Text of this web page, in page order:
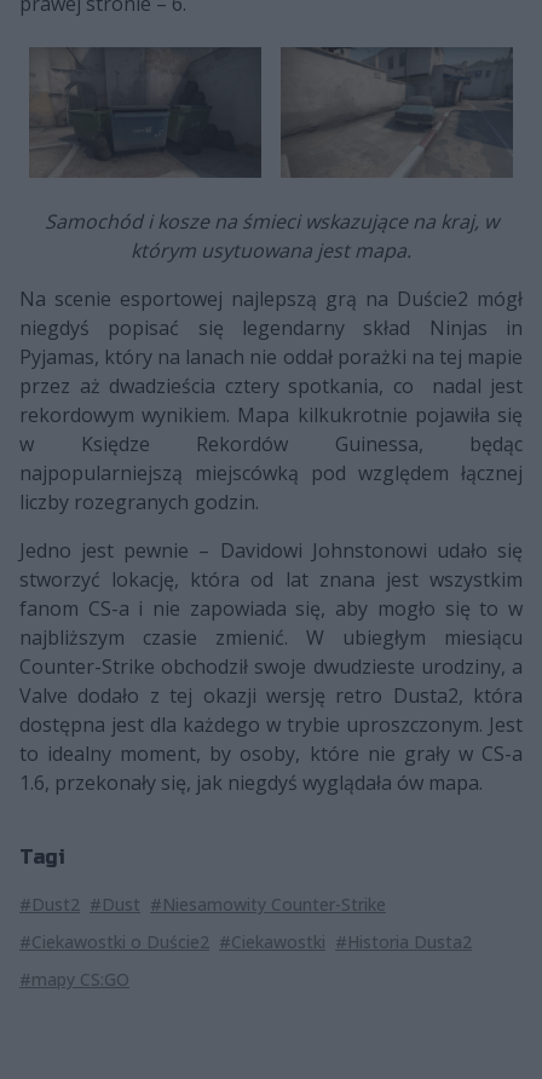
Samochód i kosze na śmieci wskazujące na kraj, w
którym usytuowana jest mapa.
Na scenie esportowej najlepszą grą na Duście2 mógł
niegdyś popisać się legendarny skład Ninjas in
Pyjamas, który na lanach nie oddał porażki na tej mapie
przez aż dwadzieścia cztery spotkania, co nadal jest
rekordowym wynikiem. Mapa kilkukrotnie pojawiła się
w Księdze Rekordów Guinessa, będąc
najpopularniejszą miejscówką pod względem łącznej
liczby rozegranych godzin.
Jedno jest pewnie – Davidowi Johnstonowi udało się
stworzyć lokację, która od lat znana jest wszystkim
fanom CS-a i nie zapowiada się, aby mogło się to w
najbliższym czasie zmienić. W ubiegłym miesiącu
Counter-Strike obchodził swoje dwudzieste urodziny, a
Valve dodało z tej okazji wersję retro Dusta2, która
dostępna jest dla każdego w trybie uproszczonym. Jest
to idealny moment, by osoby, które nie grały w CS-a
1.6, przekonały się, jak niegdyś wyglądała ów mapa.
Tagi
#Dust2 #Dust #Niesamowity Counter-Strike
#Ciekawostki o Duście2 #Ciekawostki #Historia Dusta2
#mapy CS:GO